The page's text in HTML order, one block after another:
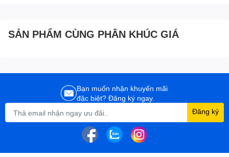
SẢN PHẨM CÙNG PHÂN KHÚC GIÁ
Bạn muốn nhận khuyến mãi
đặc biệt? Đăng ký ngay.
Đăng ký